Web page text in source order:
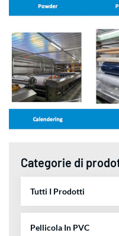
Categorie di
Tutti I Prodotti
Pellicola In PVC